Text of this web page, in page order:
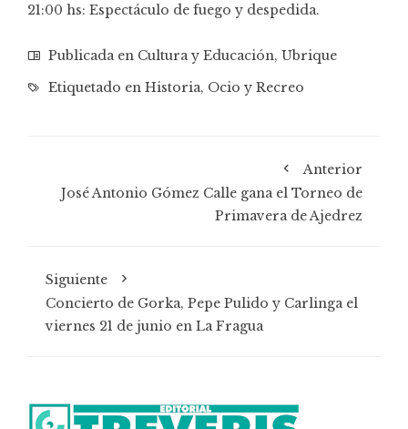
21:00 hs: Espectáculo de fuego y despedida.
Publicada en Cultura y Educación, Ubrique
Etiquetado en Historia, Ocio y Recreo
Anterior
José Antonio Gómez Calle gana el Torneo de
Primavera de Ajedrez
Siguiente
Concierto de Gorka, Pepe Pulido y Carlinga el
viernes 21 de junio en La Fragua